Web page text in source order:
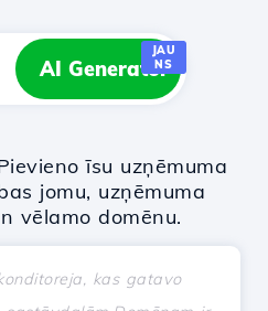
AI Generator
JAU
NS
īsu uzņēmuma
jomu, uzņēmuma
vēlamo domēnu.